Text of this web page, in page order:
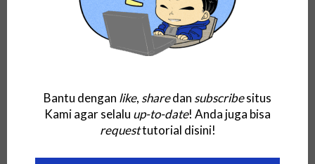
Selain membahas tentang pengertian dan pembahasan
definisinya, untuk lebih memperdalamnya, di sini kita
juga perlu mengetahui apa arti kata
Indonesia (termasuk Jawa dan Sunda), juga bahasa
Malaysia (Melayu).
Bantu dengan like, sharedan subscribesitus
Kami agar selalu up-to-date! Anda juga bisa
requesttutorial disini!